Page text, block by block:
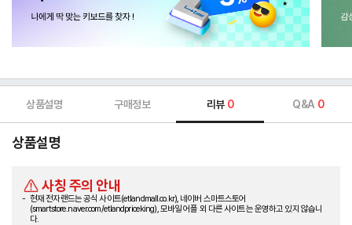
상품설명 구매정보 리뷰 0 Q&A 0
상품설명
사칭 주의 안내
현재 전자랜드는 공식 사이트(etlandmall.co.kr), 네이버 스마트스토어
(smartstore.naver.com/etlandpriceking), 모바일 어플 외 다른 사이트는 운영하고 있지 않습니
다.